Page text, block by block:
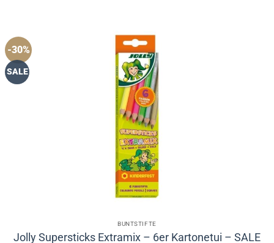
-30%
SALE
BUNTSTIFTE
Jolly Supersticks Extramix – 6er Kartonetui – SALE